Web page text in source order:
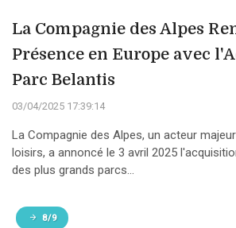
La Compagnie des Alpes
Présence en Europe avec
Parc Belantis
03/04/2025 17:39:14
La Compagnie des Alpes, un acteur
loisirs, a annoncé le 3 avril 2025
des plus grands parcs...
8/9